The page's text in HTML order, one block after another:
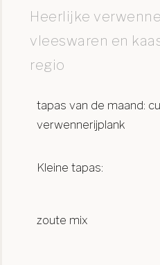
Heerlijke
vleeswaren en
regio
tapas van de maand:
verwennerijplank
Kleine tapas:
zoute mix